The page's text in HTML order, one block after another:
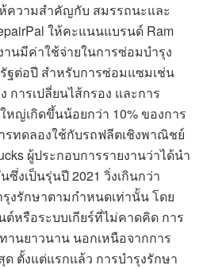
ความสำคัญกับ สมรรถนะและ
ให้คะแนนแบรนด์ Ram
านมีค่าใช้จ่ายในการซ่อมบำรุง
ฐต่อปี สำหรับการซ่อมแซมเช่น
การเปลี่ยนไส้กรอง และการ
หญ่เกิดขึ้นน้อยกว่า 10% ของการ
รทดลองใช้กับรถฟลีตเชิงพาณิชย์
ผู้ประกอบการรายงานว่าได้นำ
งเป็นรุ่นปี 2021 วิ่งเกินกว่า
งรักษาตามกำหนดเท่านั้น โดย
หรือระบบเกียร์ที่ไม่คาดคิด การ
นยาวนาน นอกเหนือจากการ
ตั้งแต่แรกแล้ว การบำรุงรักษา